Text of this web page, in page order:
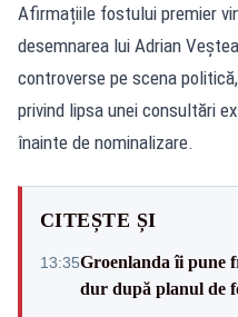
Afirmațiile fostului premier
desemnarea lui Adrian
controverse pe scena
privind lipsa unei consultări
înainte de nominalizare.
CITEȘTE ȘI
13:35Groenlanda îi pune
dur după planul de